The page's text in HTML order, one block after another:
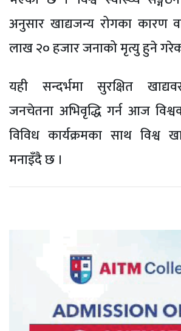
अनुसार खाद्यजन्य रोगका कारण
लाख २० हजार जनाको मृत्यु हुने
यही सन्दर्भमा सुरक्षित
जनचेतना अभिवृद्धि गर्न आज
विविध कार्यक्रमका साथ विश्व
मनाइँदै छ ।